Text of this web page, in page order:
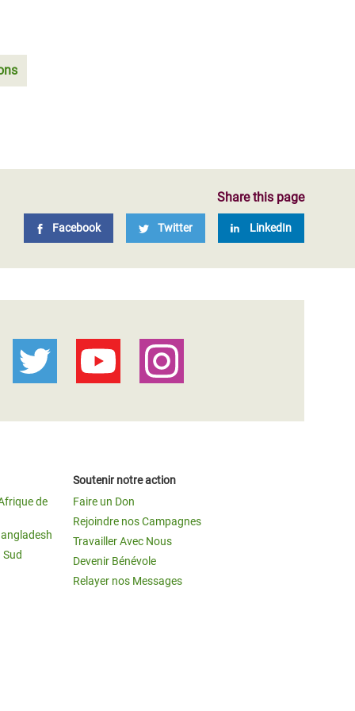
Share this page
Facebook Twitter LinkedIn
de
Soutenir notre action
Faire un Don
Rejoindre nos Campagnes
Travailler Avec Nous
Devenir Bénévole
Relayer nos Messages